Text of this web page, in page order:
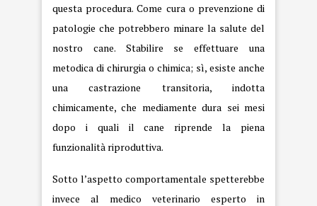
questa procedura. Come cura o prevenzione di
patologie che potrebbero minare la salute del
nostro cane. Stabilire se effettuare una
metodica di chirurgia o chimica; sì, esiste anche
una castrazione transitoria, indotta
chimicamente, che mediamente dura sei mesi
dopo i quali il cane riprende la piena
funzionalità riproduttiva.
Sotto l’aspetto comportamentale spetterebbe
invece al medico veterinario esperto in